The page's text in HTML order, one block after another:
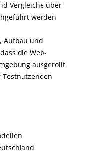
Vergleiche über
werden
Aufbau und
die Web-
ausgerollt